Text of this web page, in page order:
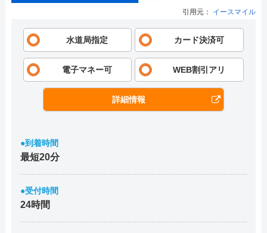
引用元： イースマイル
水道局指定 カード決済可
電子マネー可 WEB割引アリ
詳細情報
●到着時間
最短20分
●受付時間
24時間